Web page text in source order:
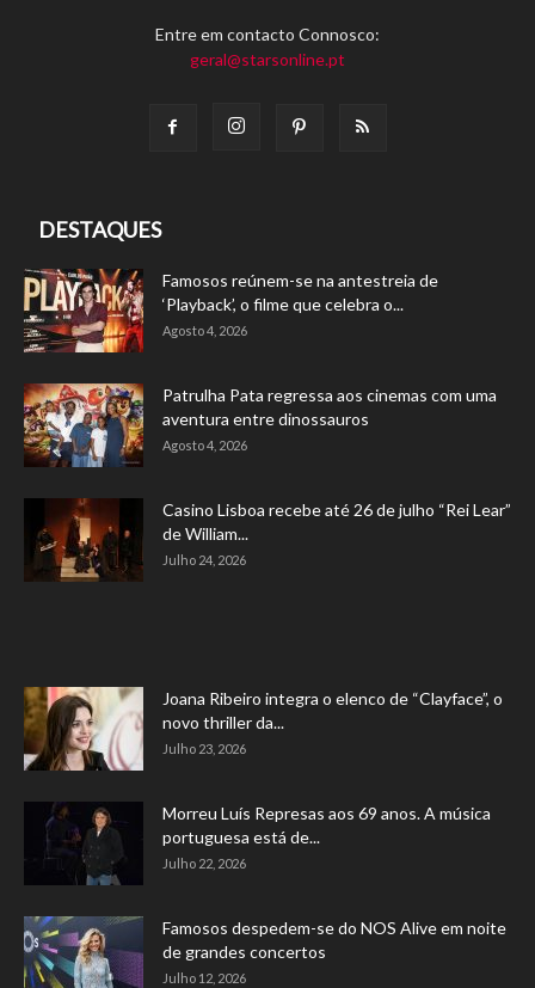
Entre em contacto Connosco:
geral@starsonline.pt
DESTAQUES
Famosos reúnem-se na antestreia de
‘Playback’, o filme que celebra o...
Agosto 4, 2026
Patrulha Pata regressa aos cinemas com uma
aventura entre dinossauros
Agosto 4, 2026
Casino Lisboa recebe até 26 de julho “Rei Lear”
de William...
Julho 24, 2026
Joana Ribeiro integra o elenco de “Clayface”, o
novo thriller da...
Julho 23, 2026
Morreu Luís Represas aos 69 anos. A música
portuguesa está de...
Julho 22, 2026
Famosos despedem-se do NOS Alive em noite
de grandes concertos
Julho 12, 2026